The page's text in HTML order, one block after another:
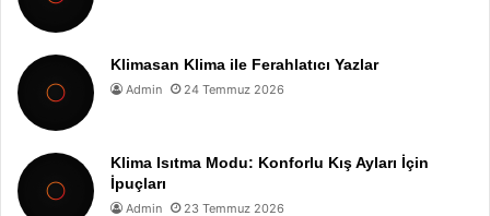
Klimasan Klima ile Ferahlatıcı Yazlar
Admin 24 Temmuz 2026
Klima Isıtma Modu: Konforlu Kış Ayları İçin
İpuçları
Admin 23 Temmuz 2026